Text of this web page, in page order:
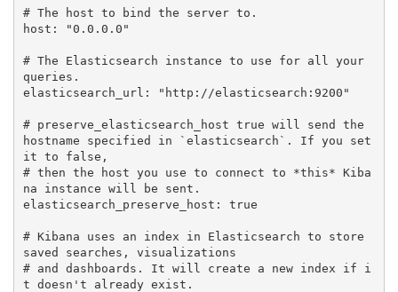
# The host to bind the server to.
host: "0.0.0.0"
# The Elasticsearch instance to use for all your
queries.
elasticsearch_url: "http://elasticsearch:9200"
# preserve_elasticsearch_host true will send the
hostname specified in `elasticsearch`. If you set
it to false,
# then the host you use to connect to *this* Kiba
na instance will be sent.
elasticsearch_preserve_host: true
# Kibana uses an index in Elasticsearch to store
saved searches, visualizations
# and dashboards. It will create a new index if i
t doesn't already exist.